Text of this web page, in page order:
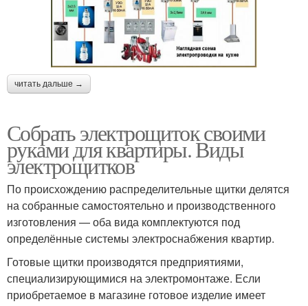
читать дальше →
Собрать электрощиток своими
руками для квартиры. Виды
электрощитков
По происхождению распределительные щитки делятся
на собранные самостоятельно и производственного
изготовления — оба вида комплектуются под
определённые системы электроснабжения квартир.
Готовые щитки производятся предприятиями,
специализирующимися на электромонтаже. Если
приобретаемое в магазине готовое изделие имеет